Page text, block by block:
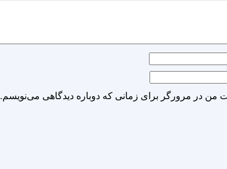
من در مرورگر برای زمانی که دوباره دیدگاهی می‌نویسم.